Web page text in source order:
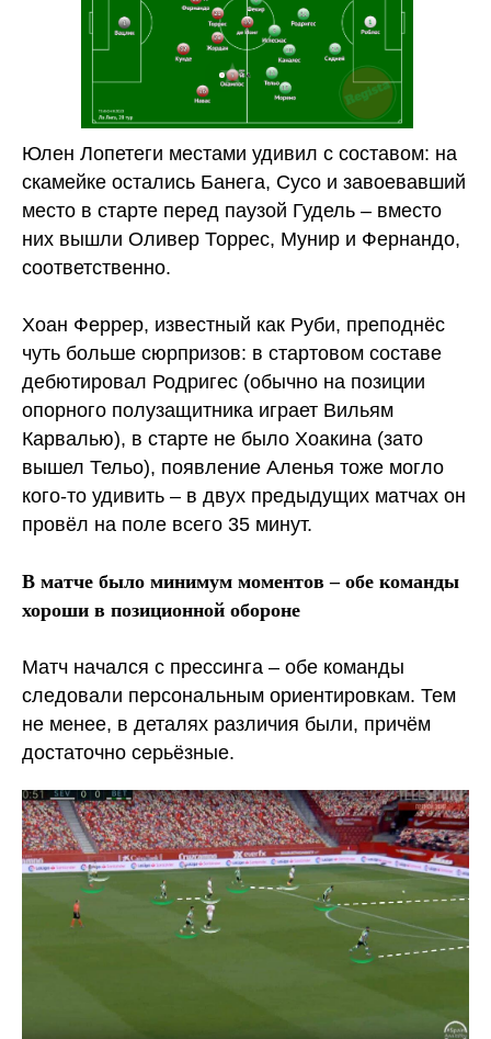
Юлен Лопетеги местами удивил с составом: на
скамейке остались Банега, Сусо и завоевавший
место в старте перед паузой Гудель – вместо
них вышли Оливер Торрес, Мунир и Фернандо,
соответственно.
Хоан Феррер, известный как Руби, преподнёс
чуть больше сюрпризов: в стартовом составе
дебютировал Родригес (обычно на позиции
опорного полузащитника играет Вильям
Карвалью), в старте не было Хоакина (зато
вышел Тельо), появление Аленья тоже могло
кого-то удивить – в двух предыдущих матчах он
провёл на поле всего 35 минут.
В матче было минимум моментов – обе команды
хороши в позиционной обороне
Матч начался с прессинга – обе команды
следовали персональным ориентировкам. Тем
не менее, в деталях различия были, причём
достаточно серьёзные.